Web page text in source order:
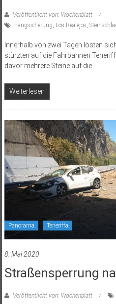
Veröffentlicht von: Wochenblatt
Hangsicherung Los Realejos
Innerhalb von zwei Tagen lösten
stürzten auf die Fahrbahnen
davor mehrere Steine auf die
Weiterlesen
Panorama Teneriffa
8. Mai 2020
Straßensperrung
Veröffentlicht von: Wochenblatt